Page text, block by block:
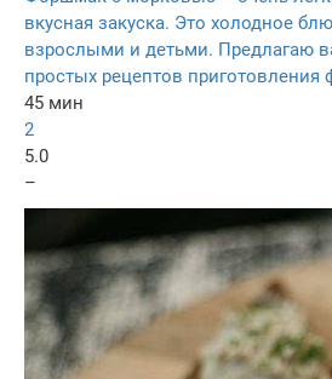
вкусная закуска. Это холодное
взрослыми и детьми. Предлагаю
простых рецептов
45 мин
2
5.0
–